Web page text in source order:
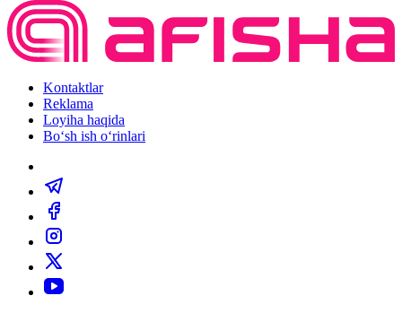
Kontaktlar
Reklama
Loyiha haqida
Bo‘sh ish o‘rinlari